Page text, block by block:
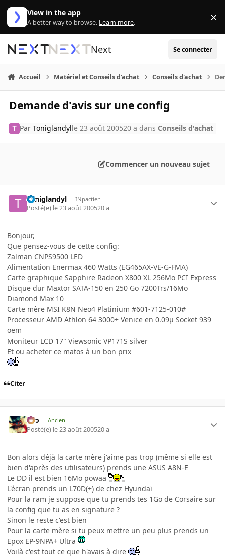
Aller au contenu
View in the app
A better way to browse. Learn more. ×
Next Se connecter
Accueil Matériel et Conseils d'achat Conseils d'achat
Demande d'avis sur une config
ParToniglandylle 23 août 200520 a dans Conseils d'achat
Commencer un nouveau sujet
Toniglandyl INpactien
Posté(e) le 23 août 200520 a
Bonjour,
Que pensez-vous de cette config:
Zalman CNPS9500 LED
Alimentation Enermax 460 Watts (EG465AX-VE-G-FMA)
Carte graphique Sapphire Radeon X800 XL 256Mo PCI Express
Disque dur Maxtor SATA-150 en 250 Go 7200Trs/16Mo
Diamond Max 10
Carte mère MSI K8N Neo4 Platinium #601-7125-010#
Processeur AMD Athlon 64 3000+ Venice en 0.09µ Socket 939
oem
Moniteur LCD 17" Viewsonic VP171S silver
Et ou acheter ce matos à un bon prix
Citer
eYo Ancien
Posté(e) le 23 août 200520 a
Bon alors déjà la carte mère j'aime pas trop (même si elle est
bien d'après des utilisateurs) prends une ASUS A8N-E
Le DD il est bien 16Mo powaa
L'écran prends un L70D(+) de chez Hyundaï
Pour la ram je suppose que tu prends tes 1Go de Corsaire sur
la config que tu as en signature ?
Sinon le reste c'est bien
Pour la carte mère si tu peux mettre un peu plus prends un
Epox EP-9NPA+ Ultra
Voilà c'est tout ce que h'avais à dire